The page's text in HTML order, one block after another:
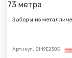
Заборы из
Артикул: S149E2385